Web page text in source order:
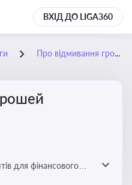
ВХІД ДО LIGA360
Про відмивання грошей
для фінансового